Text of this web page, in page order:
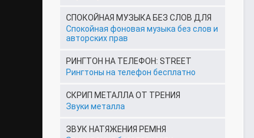
СПОКОЙНАЯ МУЗЫКА БЕЗ СЛОВ ДЛЯ
Спокойная фоновая музыка без слов и
авторских прав
РИНГТОН НА ТЕЛЕФОН: STREET
Рингтоны на телефон бесплатно
СКРИП МЕТАЛЛА ОТ ТРЕНИЯ
Звуки металла
ЗВУК НАТЯЖЕНИЯ РЕМНЯ